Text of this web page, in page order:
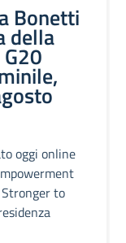
Bonetti
della
oggi online
to